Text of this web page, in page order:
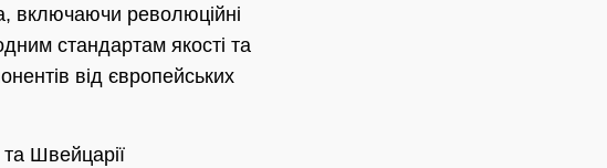
включаючи революційні
стандартам якості та
від європейських
Швейцарії